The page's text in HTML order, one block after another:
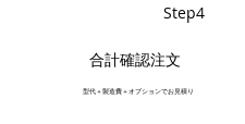
Step4
合計確認注文
型代＋製造費＋オプションでお見積り